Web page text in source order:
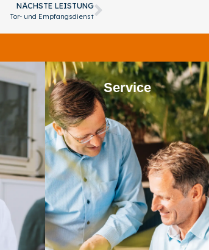
NÄCHSTE LEISTUNG
Tor- und Empfangsdienst
Service